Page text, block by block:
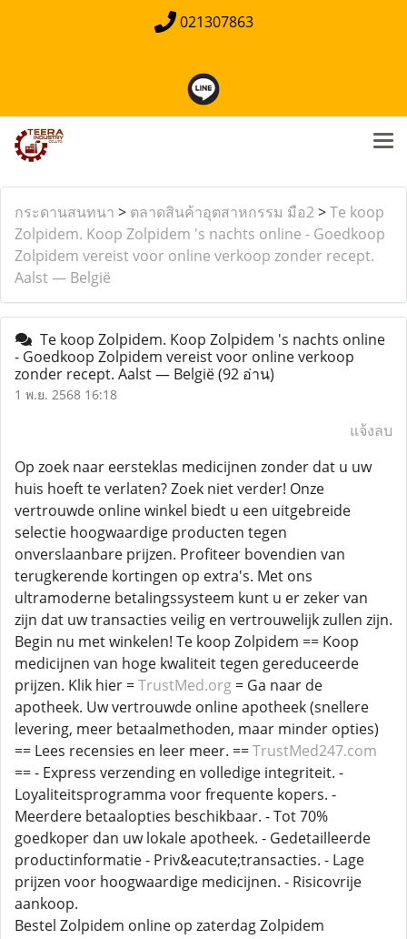
021307863
กระดานสนทนา > ตลาดสินค้าอุตสาหกรรม มือ2>Te koop
Zolpidem. Koop Zolpidem 's nachts online - Goedkoop
Zolpidem vereist voor online verkoop zonder recept.
Aalst — België
Te koop Zolpidem. Koop Zolpidem 's nachts online
- Goedkoop Zolpidem vereist voor online verkoop
zonder recept. Aalst — België(92 อ่าน)
1 พ.ย. 2568 16:18
แจ้งลบ
Op zoek naar eersteklas medicijnen zonder dat u uw
huis hoeft te verlaten? Zoek niet verder! Onze
vertrouwde online winkel biedt u een uitgebreide
selectie hoogwaardige producten tegen
onverslaanbare prijzen. Profiteer bovendien van
terugkerende kortingen op extra's. Met ons
ultramoderne betalingssysteem kunt u er zeker van
zijn dat uw transacties veilig en vertrouwelijk zullen zijn.
Begin nu met winkelen! Te koop Zolpidem == Koop
medicijnen van hoge kwaliteit tegen gereduceerde
prijzen. Klik hier =TrustMed.org = Ga naar de
apotheek. Uw vertrouwde online apotheek (snellere
levering, meer betaalmethoden, maar minder opties)
== Lees recensies en leer meer. ==TrustMed247.com
== - Express verzending en volledige integriteit. -
Loyaliteitsprogramma voor frequente kopers. -
Meerdere betaalopties beschikbaar. - Tot 70%
goedkoper dan uw lokale apotheek. - Gedetailleerde
productinformatie - Priv&eacute;transacties. - Lage
prijzen voor hoogwaardige medicijnen. - Risicovrije
aankoop.
Bestel Zolpidem online op zaterdag Zolpidem